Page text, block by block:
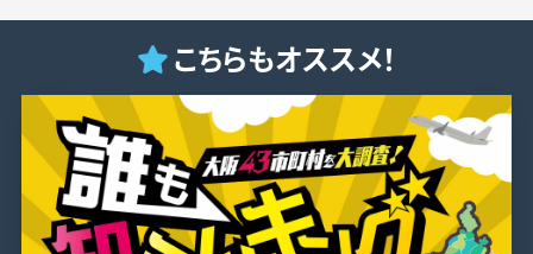
こちらもオススメ！